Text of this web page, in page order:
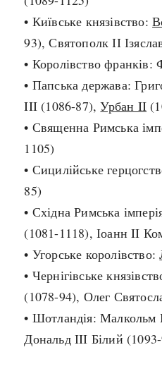
ПРАВИЛА ЖИТТЯ
ВИ (НЕ) ЗНАЛИ
КАРТИ
НОТА БЕНЕ
Рубрики
Архітектура і будівництво
Культура і мистецтво
Людина і суспільство
Подорожі і відкриття
• Київське князівство:
93), Святополк ІІ
• Королівство франків:
• Папська держава:
III (1086-87),Урбан II
• Священна Римська
1105)
• Сицилійське
85)
• Східна Римська
(1081-1118), Іоанн II
• Угорське королівство:
• Чернігівське
(1078-94), Олег
• Шотландія:
Дональд III Білий